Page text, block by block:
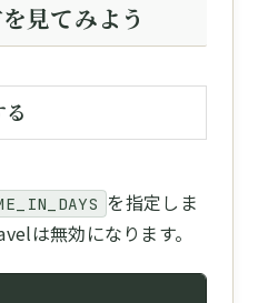
見てみよう
を指定しま
は無効になります。